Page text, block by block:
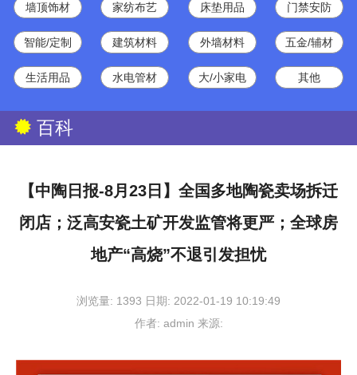
墙顶饰材 家纺布艺 床垫用品 门禁安防
智能/定制 建筑材料 外墙材料 五金/辅材
生活用品 水电管材 大/小家电 其他
百科
【中陶日报-8月23日】全国多地陶瓷卖场拆迁
闭店；泛高安瓷土矿开发监管将更严；全球房
地产“高烧”不退引发担忧
浏览量: 1393 日期: 2022-01-19 10:19:49
作者: admin 来源: